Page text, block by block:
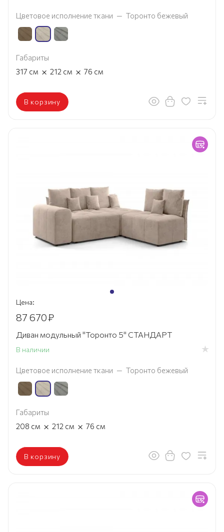
Цветовое исполнение ткани — Торонто бежевый
Габариты
317 см × 212 см × 76 см
В корзину
Цена:
87 670₽
Диван модульный "Торонто 5" СТАНДАРТ
В наличии
Цветовое исполнение ткани — Торонто бежевый
Габариты
208 см × 212 см × 76 см
В корзину